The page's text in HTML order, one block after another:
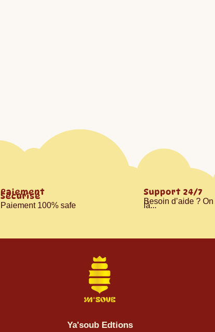
Paiement
Sécurisé
Paiement 100% safe
Support 24/7
Besoin d’aide ?
là...
Ya'soub Edtions